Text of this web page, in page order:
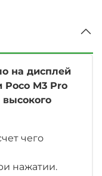
на дисплей
Poco M3 Pro
высокого
чего
нажатии.